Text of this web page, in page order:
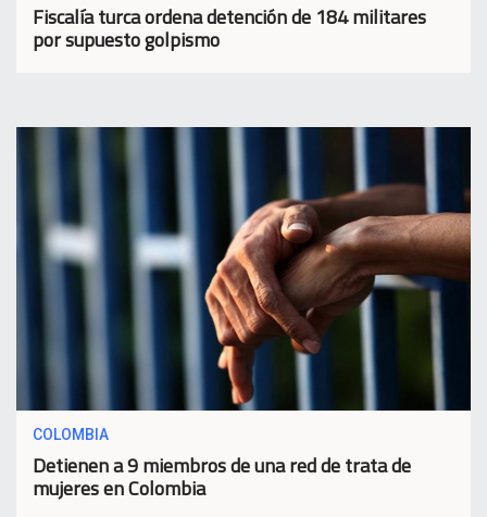
Fiscalía turca ordena detención de 184 militares
por supuesto golpismo
COLOMBIA
Detienen a 9 miembros de una red de trata de
mujeres en Colombia